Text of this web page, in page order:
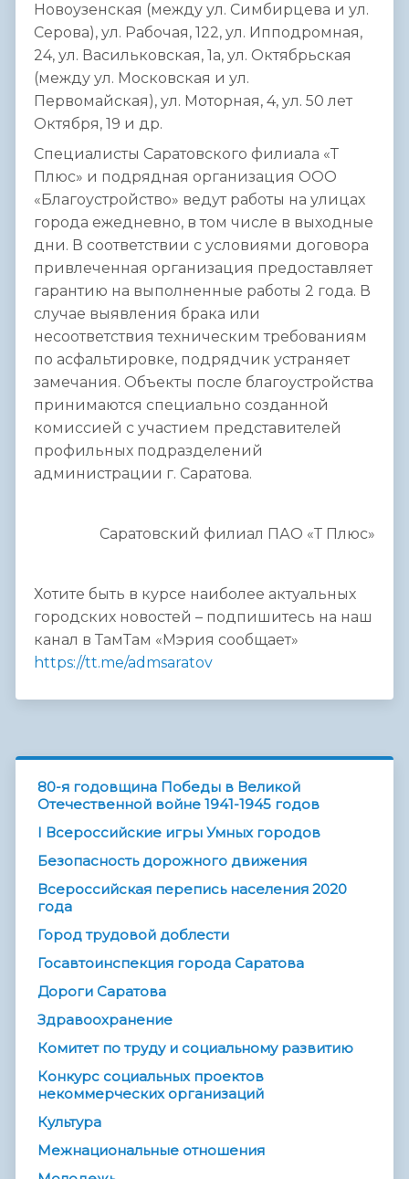
Новоузенская (между ул. Симбирцева и ул.
Серова), ул. Рабочая, 122, ул. Ипподромная,
24, ул. Васильковская, 1а, ул. Октябрьская
(между ул. Московская и ул.
Первомайская), ул. Моторная, 4, ул. 50 лет
Октября, 19 и др.
Специалисты Саратовского филиала «Т
Плюс» и подрядная организация ООО
«Благоустройство» ведут работы на улицах
города ежедневно, в том числе в выходные
дни. В соответствии с условиями договора
привлеченная организация предоставляет
гарантию на выполненные работы 2 года. В
случае выявления брака или
несоответствия техническим требованиям
по асфальтировке, подрядчик устраняет
замечания. Объекты после благоустройства
принимаются специально созданной
комиссией с участием представителей
профильных подразделений
администрации г. Саратова.
Саратовский филиал ПАО «Т Плюс»
Хотите быть в курсе наиболее актуальных
городских новостей – подпишитесь на наш
канал в ТамТам «Мэрия сообщает»
https://tt.me/admsaratov
80-я годовщина Победы в Великой
Отечественной войне 1941-1945 годов
I Всероссийские игры Умных городов
Безопасность дорожного движения
Всероссийская перепись населения 2020
года
Город трудовой доблести
Госавтоинспекция города Саратова
Дороги Саратова
Здравоохранение
Комитет по труду и социальному развитию
Конкурс социальных проектов
некоммерческих организаций
Культура
Межнациональные отношения